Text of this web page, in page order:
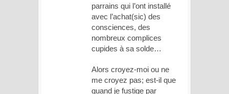
parrains qui l’ont installé
avec l’achat(sic) des
consciences, des
nombreux complices
cupides à sa solde…
Alors croyez-moi ou ne
me croyez pas; est-il que
quand je fustige par